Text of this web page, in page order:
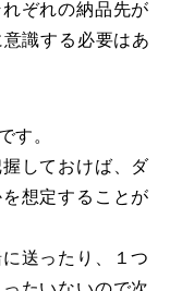
ぞれの納品先が
識する必要はあ
す。
しておけば、ダ
想定することが
送ったり、１つ